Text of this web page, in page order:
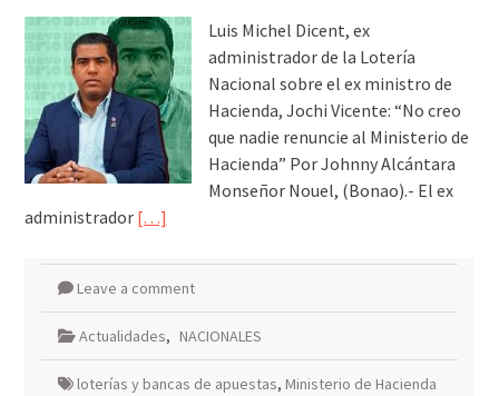
Luis Michel Dicent, ex
administrador de la Lotería
Nacional sobre el ex ministro de
Hacienda, Jochi Vicente: “No creo
que nadie renuncie al Ministerio de
Hacienda” Por Johnny Alcántara
Monseñor Nouel, (Bonao).- El ex
administrador […]
Leave a comment
Actualidades, NACIONALES
loterías y bancas de apuestas, Ministerio de Hacienda